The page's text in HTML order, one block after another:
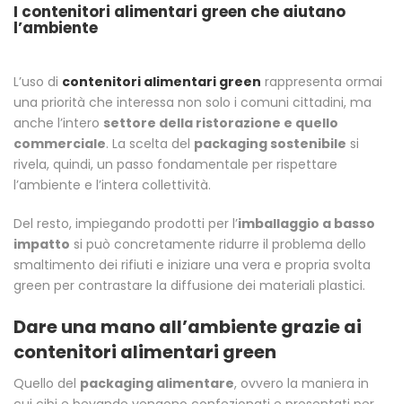
I contenitori alimentari green che aiutano
l’ambiente
L’uso di contenitori alimentari green rappresenta ormai
una priorità che interessa non solo i comuni cittadini, ma
anche l’intero settore della ristorazione e quello
commerciale. La scelta del packaging sostenibile si
rivela, quindi, un passo fondamentale per rispettare
l’ambiente e l’intera collettività.
Del resto, impiegando prodotti per l’imballaggio a basso
impatto si può concretamente ridurre il problema dello
smaltimento dei rifiuti e iniziare una vera e propria svolta
green per contrastare la diffusione dei materiali plastici.
Dare una mano all’ambiente grazie ai
contenitori alimentari green
Quello del packaging alimentare, ovvero la maniera in